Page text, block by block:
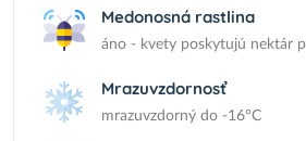
Medonosná rastlina
áno - kvety poskytujú nektár
Mrazuvzdornosť
mrazuvzdorný do -16°C